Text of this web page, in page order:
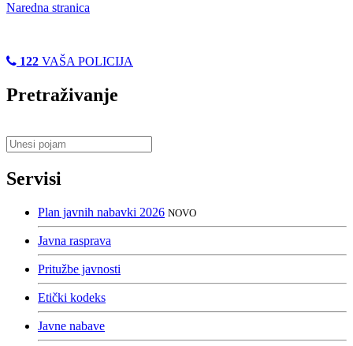
Naredna stranica
122 VAŠA POLICIJA
Pretraživanje
Servisi
Plan javnih nabavki 2026 NOVO
Javna rasprava
Pritužbe javnosti
Etički kodeks
Javne nabave